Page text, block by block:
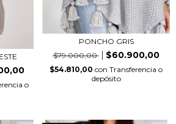
o
PONCHO GRIS
$79.000,00
$60.900,00
$54.810,00 con Transferencia o
depósito